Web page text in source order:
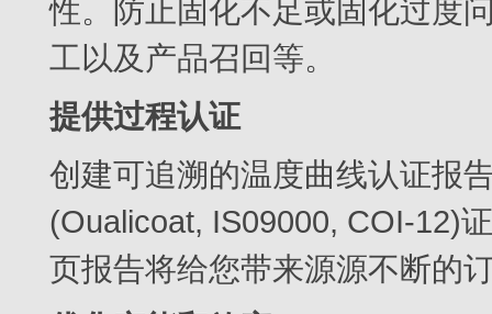
性。防止固化不足或固化过度
工以及产品召回等。
提供过程认证
创建可追溯的温度曲线认证报
(Oualicoat, IS09000, COI-12)
页报告将给您带来源源不断的